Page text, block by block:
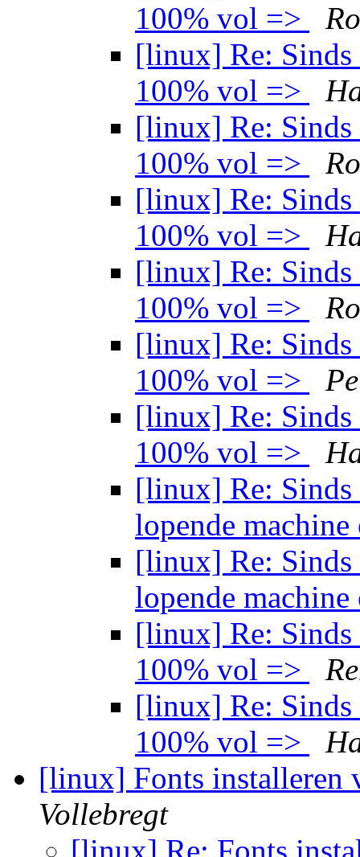
100% vol =>
[linux] Re: Sinds
100% vol =>
[linux] Re: Sinds
100% vol =>
[linux] Re: Sinds
100% vol =>
[linux] Re: Sinds
100% vol =>
[linux] Re: Sinds
100% vol =>
[linux] Re: Sinds
100% vol =>
[linux] Re:
lopende
[linux] Re:
lopende
[linux] Re: Sinds
100% vol =>
[linux] Re: Sinds
100% vol =>
[linux] Fonts installeren
Vollebregt